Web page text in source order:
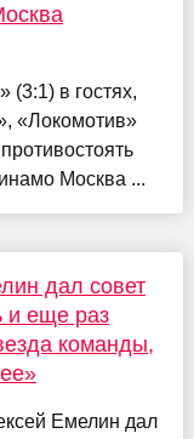
в гостях,
«Локомотив»
Москва ...
дал совет
и еще раз
команды,
Емелин дал